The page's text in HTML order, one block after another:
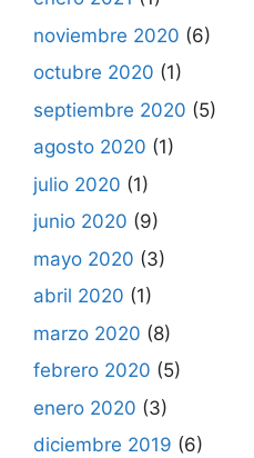
noviembre 2020 (6)
octubre 2020 (1)
septiembre 2020 (5)
agosto 2020 (1)
julio 2020 (1)
junio 2020 (9)
mayo 2020 (3)
abril 2020 (1)
marzo 2020 (8)
febrero 2020 (5)
enero 2020 (3)
diciembre 2019 (6)